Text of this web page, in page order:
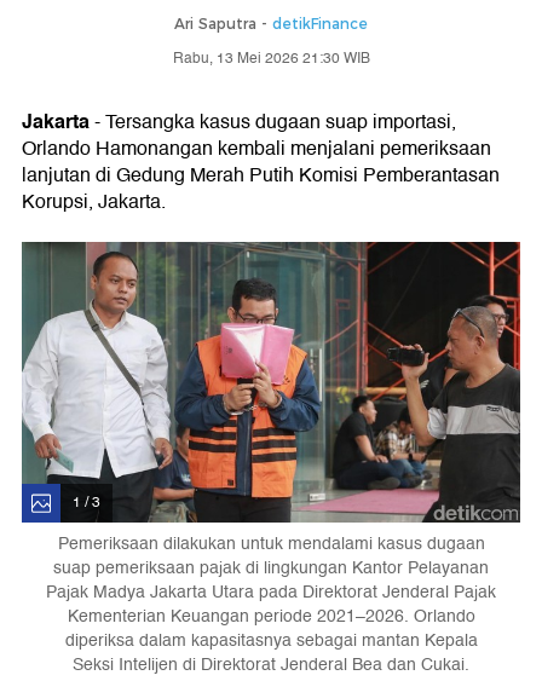
Ari Saputra - detikFinance
Rabu, 13 Mei 2026 21:30 WIB
Jakarta- Tersangka kasus dugaan suap importasi,
Orlando Hamonangan kembali menjalani pemeriksaan
lanjutan di Gedung Merah Putih Komisi Pemberantasan
Korupsi, Jakarta.
1 / 3
Pemeriksaan dilakukan untuk mendalami kasus dugaan
suap pemeriksaan pajak di lingkungan Kantor Pelayanan
Pajak Madya Jakarta Utara pada Direktorat Jenderal Pajak
Kementerian Keuangan periode 2021–2026. Orlando
diperiksa dalam kapasitasnya sebagai mantan Kepala
Seksi Intelijen di Direktorat Jenderal Bea dan Cukai.